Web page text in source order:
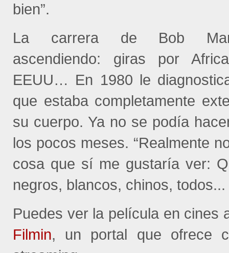
bien”.
La carrera de Bob
ascendiendo: giras por
EEUU… En 1980 le
que estaba completamente
su cuerpo. Ya no se podía
los pocos meses. “Realmente
cosa que sí me gustaría ver:
negros, blancos, chinos, todos...
Puedes ver la película en cines
Filmin, un portal que ofrece